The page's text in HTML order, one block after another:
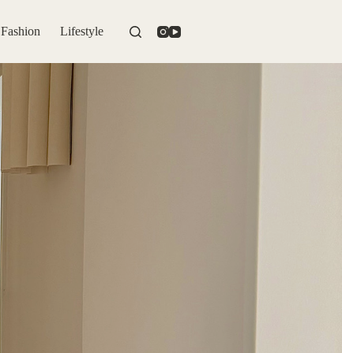
Fashion Lifestyle